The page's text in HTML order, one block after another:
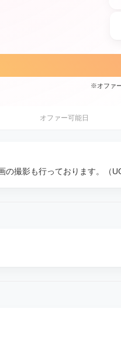
※オファ
オファー可能日
撮影も行っております。（